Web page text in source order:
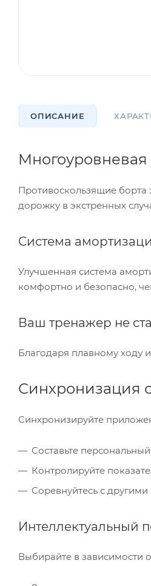
ОПИСАНИЕ
Многоуровневая
Противоскользящие
дорожку в экстренных
Система
Улучшенная система
комфортно и безопасно,
Ваш тренажер не
Благодаря плавному ходу
Синхронизация
Синхронизируйте
Составьте
Контролируйте
Соревнуйтесь с
Интеллектуальный
Выбирайте в зависимости